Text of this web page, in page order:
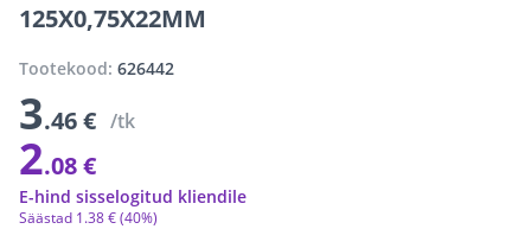
125X0,75X22MM
Tootekood: 626442
3.46 € /tk
2.08 €
Säästad 1.38 €(40%)
E-hind sisselogitud kliendile